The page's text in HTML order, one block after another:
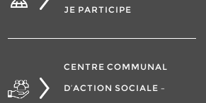
JE PARTICIPE
CENTRE COMMUNAL
D’ACTION SOCIALE –